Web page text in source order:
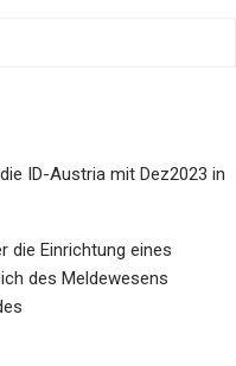
ID-Austria mit Dez2023 in
die Einrichtung eines
des Meldewesens